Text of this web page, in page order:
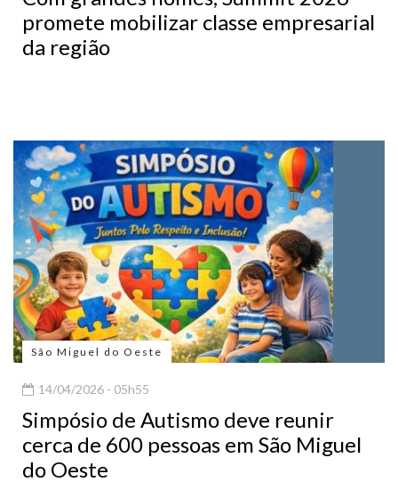
promete mobilizar classe empresarial
da região
São Miguel do Oeste
14/04/2026 - 05h55
Simpósio de Autismo deve reunir
cerca de 600 pessoas em São Miguel
do Oeste